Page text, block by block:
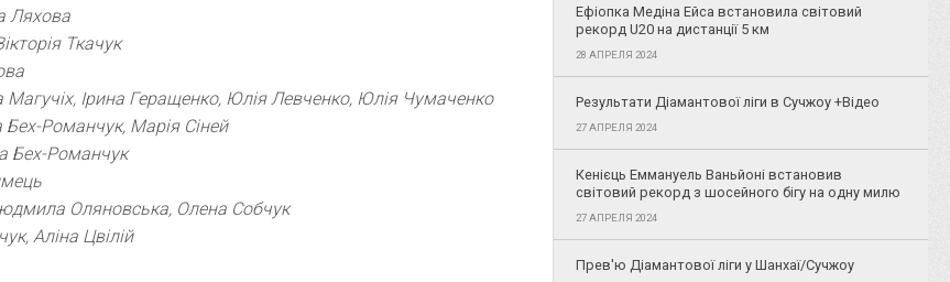
Ляхова
Ткачук
Магучіх, Ірина Геращенко, Юлія Левченко, Юлія Чумаченко
Романчук, Марія Сіней
Бех-Романчук
Оляновська, Олена Собчук
Аліна Цвілій
Ефіопка Медіна Ейса встановила світовий
рекорд U20 на дистанції 5 км
28 АПРЕЛЯ 2024
Результати Діамантової ліги в Сучжоу +Відео
27 АПРЕЛЯ 2024
Кенієць Еммануель Ваньйоні встановив
світовий рекорд з шосейного бігу на одну милю
27 АПРЕЛЯ 2024
Прев'ю Діамантової ліги у Шанхаї/Сучжоу